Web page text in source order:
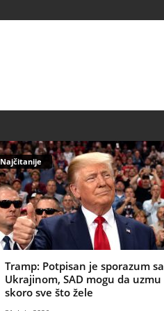
Najčitanije
Tramp: Potpisan je sporazum sa
Ukrajinom, SAD mogu da uzmu
skoro sve što žele